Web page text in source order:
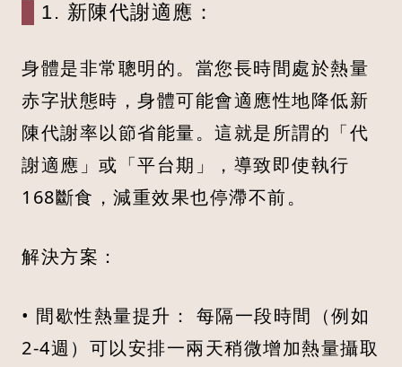
1. 新陳代謝適應：
身體是非常聰明的。當您長時間處於熱量
赤字狀態時，身體可能會適應性地降低新
陳代謝率以節省能量。這就是所謂的「代
謝適應」或「平台期」，導致即使執行
168斷食，減重效果也停滯不前。
解決方案：
• 間歇性熱量提升： 每隔一段時間（例如
2-4週）可以安排一兩天稍微增加熱量攝取